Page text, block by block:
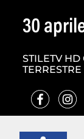
30
STILETV
TERRESTRE